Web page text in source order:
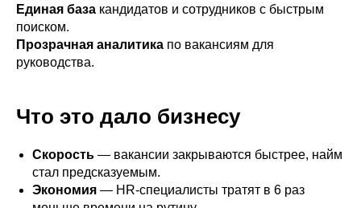
Единая база кандидатов и сотрудников с быстрым
поиском.
Прозрачная аналитика по вакансиям для
руководства.
Что это дало бизнесу
Скорость — вакансии закрываются быстрее, найм
стал предсказуемым.
Экономия — HR-специалисты тратят в 6 раз